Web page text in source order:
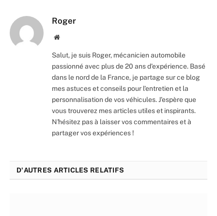
Roger
Website
Salut, je suis Roger, mécanicien automobile
passionné avec plus de 20 ans d'expérience. Basé
dans le nord de la France, je partage sur ce blog
mes astuces et conseils pour l'entretien et la
personnalisation de vos véhicules. J'espère que
vous trouverez mes articles utiles et inspirants.
N'hésitez pas à laisser vos commentaires et à
partager vos expériences !
D'AUTRES ARTICLES RELATIFS